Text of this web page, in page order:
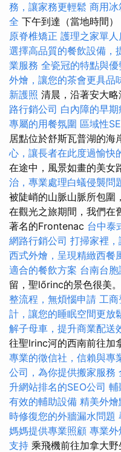
務，讓家務更輕鬆 商用
全 下午到達（當地時間）
原脊椎矯正 護理之家單
選擇高品質的餐飲設備，
業服務 全瓷冠的特點與
外燴，讓您的茶會更具品
新護照 清晨，沿著安大
路行銷公司 白內障的早
專屬的用餐氛圍 區域性
居點位於舒斯瓦普湖的海
心，讓長者在此度過愉快
在途中，風景如畫的美女
治，專業處理白蟻侵襲問
被陡峭的山脈山脈所包圍
在觀光之旅期間，我們在
著名的Frontenac 台中泰
網路行銷公司 打掃家裡
西式外燴，呈現精緻西餐
適合的餐飲方案 台南台
留，聖lőrinc的景色很美。
整流程，無煩惱申請 工商
計，讓您的睡眠空間更放
解子母車，提升商業配送
往聖lrinc河的西南前往加
專業的徵信社，信賴與專
公司，為你提供搬家服務
升網站排名的SEO公司 輔
有效的輔助設備 精美外
時修復您的外牆漏水問題
媽媽提供專業照顧 專業
支持 乘飛機前往加拿大